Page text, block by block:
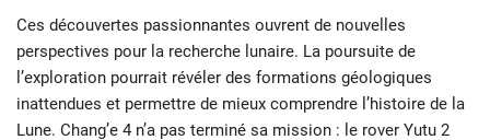
Ces découvertes passionnantes ouvrent de nouvelles
perspectives pour la recherche lunaire. La poursuite de
l’exploration pourrait révéler des formations géologiques
inattendues et permettre de mieux comprendre l’histoire de la
Lune. Chang’e 4 n’a pas terminé sa mission : le rover Yutu 2